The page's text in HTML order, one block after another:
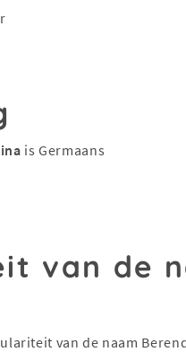
is Germaans
van de
van de naam